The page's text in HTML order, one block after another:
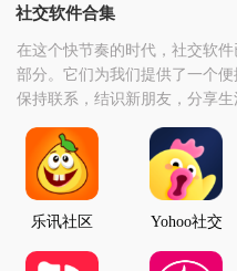
社交软件合集
在这个快节奏的时代，社交软
部分。它们为我们提供了一个
保持联系，结识新朋友，分享
件合集，涵盖了各种功能和特
乐讯社区
平台)
Yohoo社交